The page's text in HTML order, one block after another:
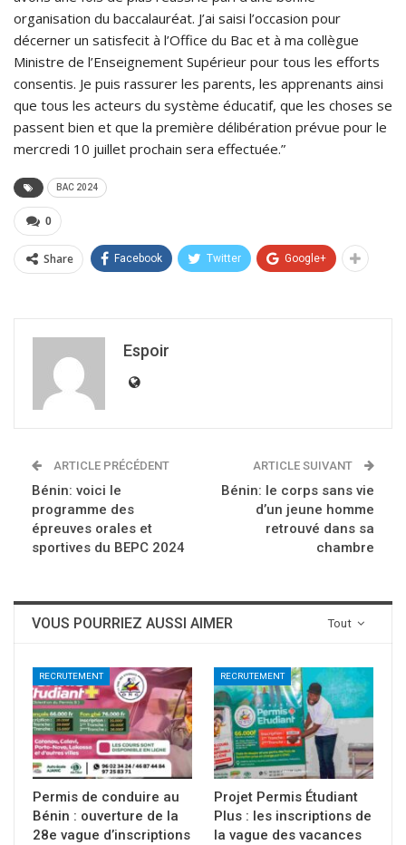
organisation du baccalauréat. J’ai saisi l’occasion pour
décerner un satisfecit à l’Office du Bac et à ma collègue
Ministre de l’Enseignement Supérieur pour tous les efforts
consentis. Je puis rassurer les parents, les apprenants ainsi
que tous les acteurs du système éducatif, que les choses se
passent bien et que la première délibération prévue pour le
mercredi 10 juillet prochain sera effectuée.”
BAC 2024
0
Share Facebook Twitter Google+
Espoir
ARTICLE PRÉCÉDENT
Bénin: voici le
programme des
épreuves orales et
sportives du BEPC 2024
ARTICLE SUIVANT
Bénin: le corps sans vie
d’un jeune homme
retrouvé dans sa
chambre
Tout
VOUS POURRIEZ AUSSI AIMER
RECRUTEMENT
Permis de conduire au
Bénin : ouverture de la
28e vague d’inscriptions
RECRUTEMENT
Projet Permis Étudiant
Plus : les inscriptions de
la vague des vacances